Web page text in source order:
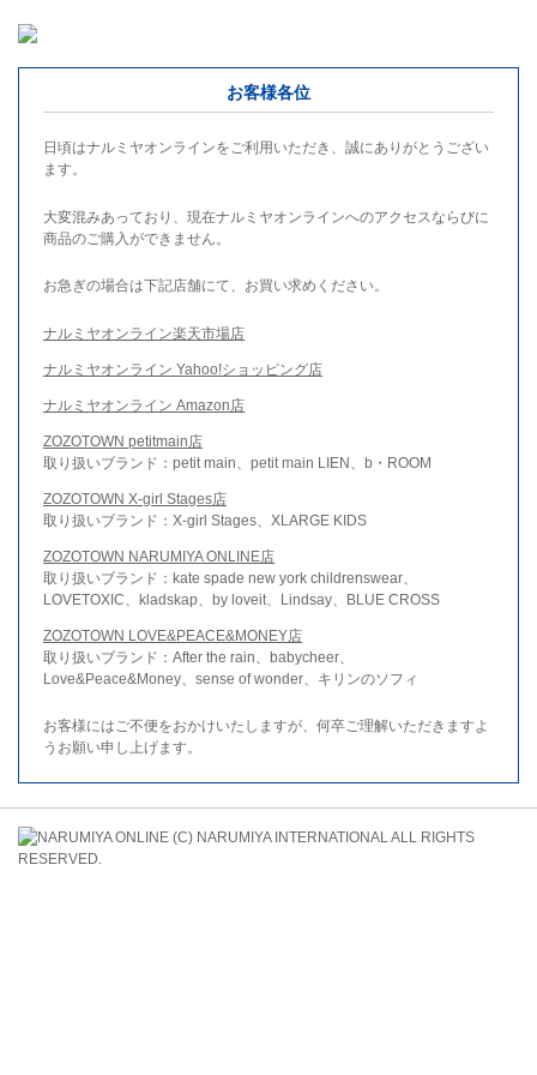
お客様各位
日頃はナルミヤオンラインをご利用いただき、誠にありがとうござい
ます。
大変混みあっており、現在ナルミヤオンラインへのアクセスならびに
商品のご購入ができません。
お急ぎの場合は下記店舗にて、お買い求めください。
ナルミヤオンライン楽天市場店
ナルミヤオンライン Yahoo!ショッピング店
ナルミヤオンライン Amazon店
ZOZOTOWN petitmain店
取り扱いブランド：petit main、petit main LIEN、b・ROOM
ZOZOTOWN X-girl Stages店
取り扱いブランド：X-girl Stages、XLARGE KIDS
ZOZOTOWN NARUMIYA ONLINE店
取り扱いブランド：kate spade new york childrenswear、
LOVETOXIC、kladskap、by loveit、Lindsay、BLUE CROSS
ZOZOTOWN LOVE&PEACE&MONEY店
取り扱いブランド：After the rain、babycheer、
Love&Peace&Money、sense of wonder、キリンのソフィ
お客様にはご不便をおかけいたしますが、何卒ご理解いただきますよ
うお願い申し上げます。